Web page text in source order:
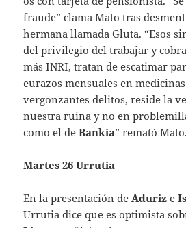
fraude” clama Mato tras
hermana llamada Gluta. “Esos
del privilegio del trabajar y
más INRI, tratan de escatimar
eurazos mensuales en
vergonzantes delitos, reside la
nuestra ruina y no en
como el deBankia” remató Mato.
Martes 26 Urrutia
En la presentación deAdurize
Urrutia dice que es optimista